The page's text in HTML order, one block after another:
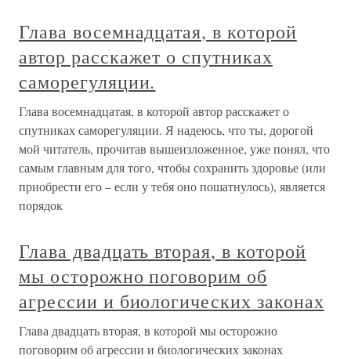
Глава восемнадцатая, в которой
автор расскажет о спутниках
саморегуляции.
Глава восемнадцатая, в которой автор расскажет о
спутниках саморегуляции. Я надеюсь, что ты, дорогой
мой читатель, прочитав вышеизложенное, уже понял, что
самым главным для того, чтобы сохранить здоровье (или
приобрести его – если у тебя оно пошатнулось), является
порядок
Глава двадцать вторая, в которой
мы осторожно поговорим об
агрессии и биологических законах
Глава двадцать вторая, в которой мы осторожно
поговорим об агрессии и биологических законах